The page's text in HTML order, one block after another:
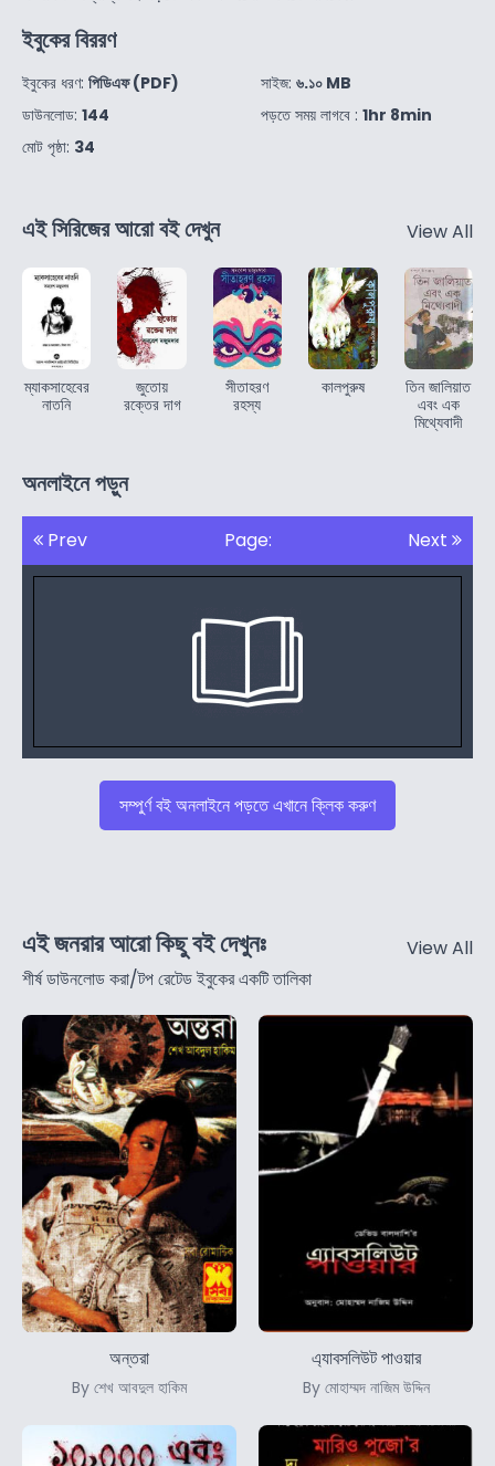
ইবুকের বিররণ
ইবুকের ধরণ: পিডিএফ (PDF)
ডাউনলোড: 144
মোট পৃষ্ঠা: 34
সাইজ: ৬.১০ MB
পড়তে সময় লাগবে : 1hr 8min
এই সিরিজের আরো বই দেখুন View All
ম্যাকসাহেবের
নাতনি
জুতোয়
রক্তের দাগ
সীতাহরণ
রহস্য
কালপুরুষ
তিন জালিয়াত
এবং এক
মিথ্যেবাদী
অনলাইনে পড়ুন
Prev Page: Next
সম্পুর্ণ বই অনলাইনে পড়তে এখানে ক্লিক করুণ
এই জনরার আরো কিছু বই দেখুনঃ
শীর্ষ ডাউনলোড করা/টপ রেটেড ইবুকের একটি তালিকা
View All
অন্তরা
By শেখ আবদুল হাকিম
এ্যাবসলিউট পাওয়ার
By মোহাম্মদ নাজিম উদ্দিন